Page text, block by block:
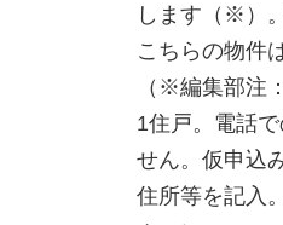
します（※）
こちらの物件
（※編集部注
1住戸。電話
せん。仮申込
住所等を記入